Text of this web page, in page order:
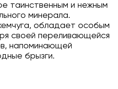
таинственным и нежным
минерала.
обладает особым
своей переливающейся
напоминающей
брызги.